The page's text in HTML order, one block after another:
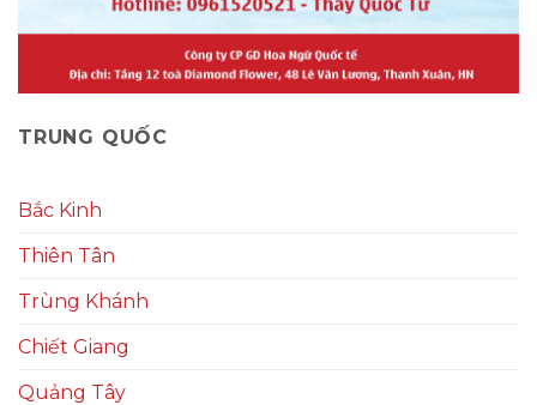
TRUNG QUỐC
Bắc Kinh
Thiên Tân
Trùng Khánh
Chiết Giang
Quảng Tây